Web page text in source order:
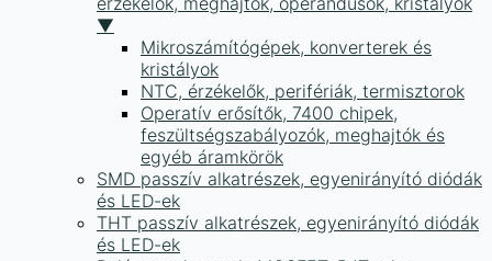
▼
Mikroszámítógépek, konverterek és
kristályok
NTC, érzékelők, perifériák, termisztorok
Operatív erősítők, 7400 chipek,
feszültségszabályozók, meghajtók és
egyéb áramkörök
SMD passzív alkatrészek, egyenirányító diódák
és LED-ek
THT passzív alkatrészek, egyenirányító diódák
és LED-ek